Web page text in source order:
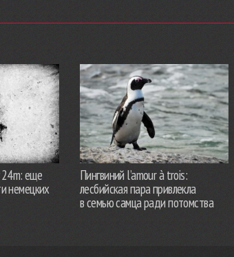
еще
немецких
Пингвиний l’amour à trois:
лесбийская пара привлекла
в семью самца ради потомства